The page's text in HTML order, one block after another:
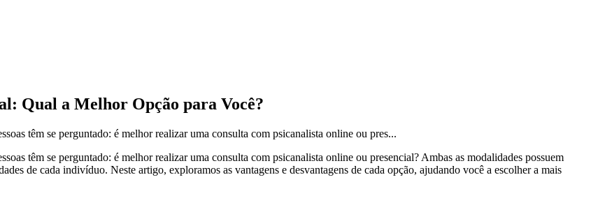
Qual a Melhor Opção para Você?
têm se perguntado: é melhor realizar uma consulta com psicanalista online ou pres...
têm se perguntado: é melhor realizar uma consulta com psicanalista online ou presencial? Ambas as modalidades possuem
de cada indivíduo. Neste artigo, exploramos as vantagens e desvantagens de cada opção, ajudando você a escolher a mais